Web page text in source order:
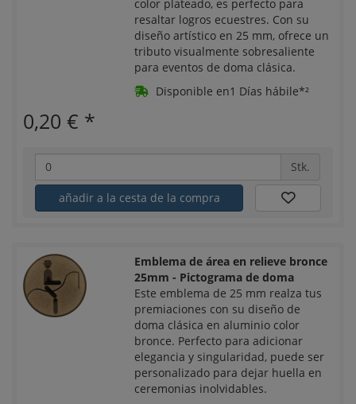
color plateado, es perfecto para
resaltar logros ecuestres. Con su
diseño artístico en 25 mm, ofrece un
tributo visualmente sobresaliente
para eventos de doma clásica.
Disponible en1 Días hábile*²
0,20 € *
Stk.
añadir a la cesta de la compra
Emblema de área en relieve bronce
25mm - Pictograma de doma
Este emblema de 25 mm realza tus
premiaciones con su diseño de
doma clásica en aluminio color
bronce. Perfecto para adicionar
elegancia y singularidad, puede ser
personalizado para dejar huella en
ceremonias inolvidables.